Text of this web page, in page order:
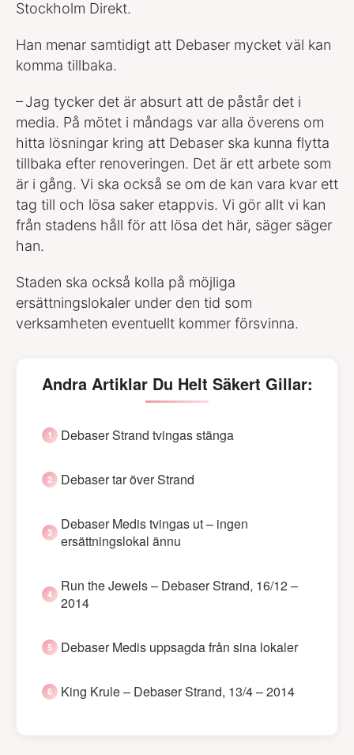
Stockholm Direkt.
Han menar samtidigt att Debaser mycket väl kan
komma tillbaka.
– Jag tycker det är absurt att de påstår det i
media. På mötet i måndags var alla överens om
hitta lösningar kring att Debaser ska kunna flytta
tillbaka efter renoveringen. Det är ett arbete som
är i gång. Vi ska också se om de kan vara kvar ett
tag till och lösa saker etappvis. Vi gör allt vi kan
från stadens håll för att lösa det här, säger säger
han.
Staden ska också kolla på möjliga
ersättningslokaler under den tid som
verksamheten eventuellt kommer försvinna.
Andra Artiklar Du Helt Säkert Gillar:
Debaser Strand tvingas stänga
Debaser tar över Strand
Debaser Medis tvingas ut – ingen
ersättningslokal ännu
Run the Jewels – Debaser Strand, 16/12 –
2014
Debaser Medis uppsagda från sina lokaler
King Krule – Debaser Strand, 13/4 – 2014